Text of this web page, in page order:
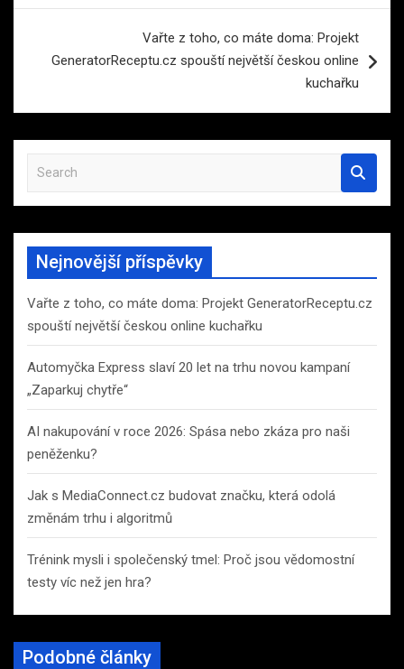
Vařte z toho, co máte doma: Projekt
GeneratorReceptu.cz spouští největší českou online
kuchařku
a
r
h
Nejnovější příspěvky
Vařte z toho, co máte doma: Projekt GeneratorReceptu.cz
spouští největší českou online kuchařku
Automyčka Express slaví 20 let na trhu novou kampaní
„Zaparkuj chytře“
AI nakupování v roce 2026: Spása nebo zkáza pro naši
peněženku?
Jak s MediaConnect.cz budovat značku, která odolá
změnám trhu i algoritmů
Trénink mysli i společenský tmel: Proč jsou vědomostní
testy víc než jen hra?
Podobné články